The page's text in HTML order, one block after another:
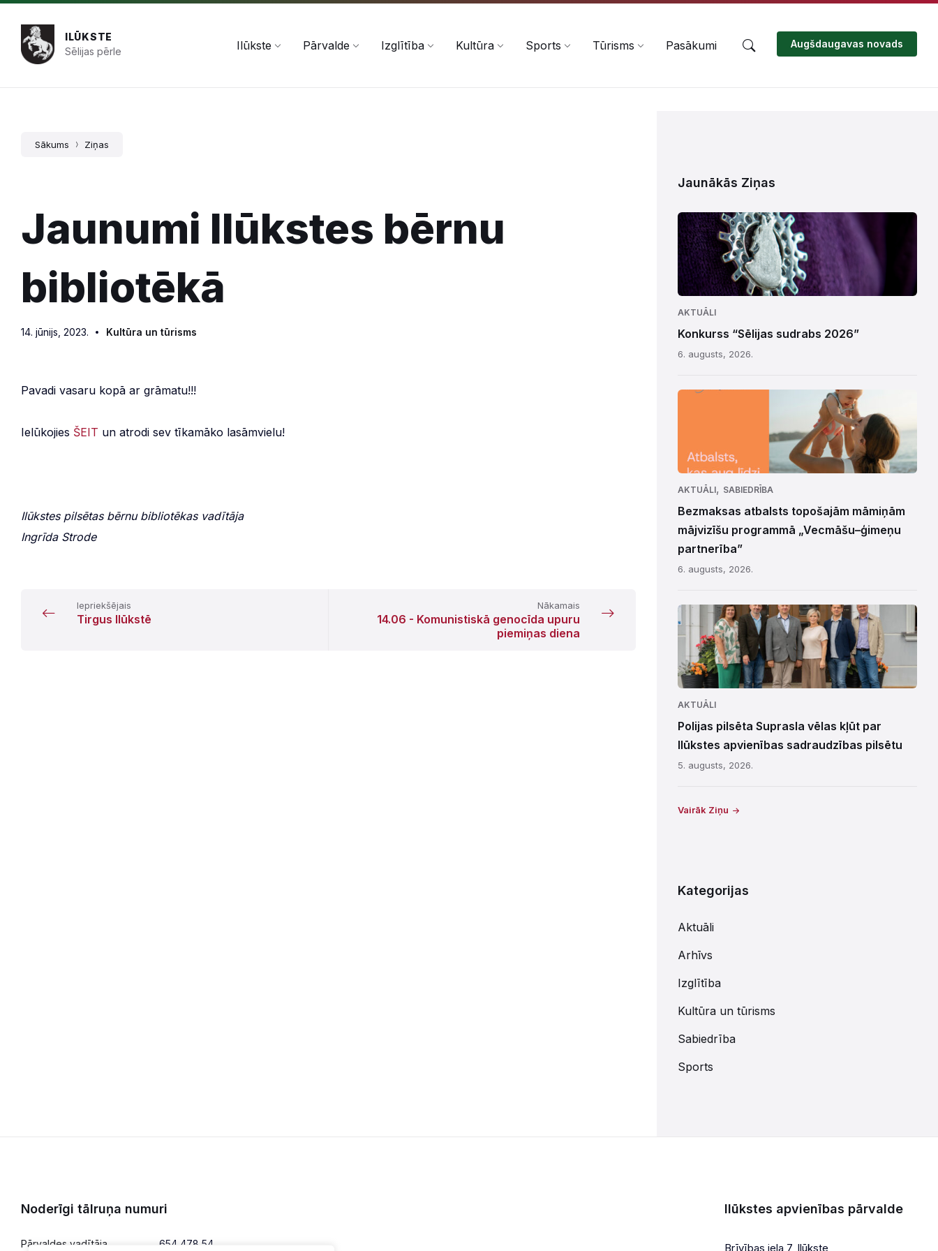
Pāriet
saturu
Skip
navigation
Skip
footer
ILŪKSTE
Sēlijas pērle
Ilūkste Pārvalde Izglītība Kultūra Sports Tūrisms Pasākumi Augšdaugavas novads
Sākums Ziņas
Jaunumi Ilūkstes bērnu
bibliotēkā
14. jūnijs, 2023. Kultūra un tūrisms
Pavadi vasaru kopā ar grāmatu!!!
Ielūkojies ŠEIT un atrodi sev tīkamāko lasāmvielu!
Ilūkstes pilsētas bērnu bibliotēkas vadītāja
Ingrīda Strode
Iepriekšējais
Tirgus Ilūkstē
Nākamais
14.06 - Komunistiskā genocīda upuru
piemiņas diena
Jaunākās Ziņas
AKTUĀLI
Konkurss “Sēlijas sudrabs 2026”
6. augusts, 2026.
AKTUĀLI, SABIEDRĪBA
Bezmaksas atbalsts topošajām māmiņām
mājvizīšu programmā „Vecmāšu–ģimeņu
partnerība”
6. augusts, 2026.
AKTUĀLI
Polijas pilsēta Suprasla vēlas kļūt par
Ilūkstes apvienības sadraudzības pilsētu
5. augusts, 2026.
Vairāk Ziņu
Kategorijas
Aktuāli
Arhīvs
Izglītība
Kultūra un tūrisms
Sabiedrība
Sports
Noderīgi tālruņa numuri
Pārvaldes vadītāja 654 478 54
Ilūkstes apvienības pārvalde
Brīvības iela 7, Ilūkste,